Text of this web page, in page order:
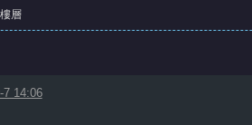
層
7 14:06